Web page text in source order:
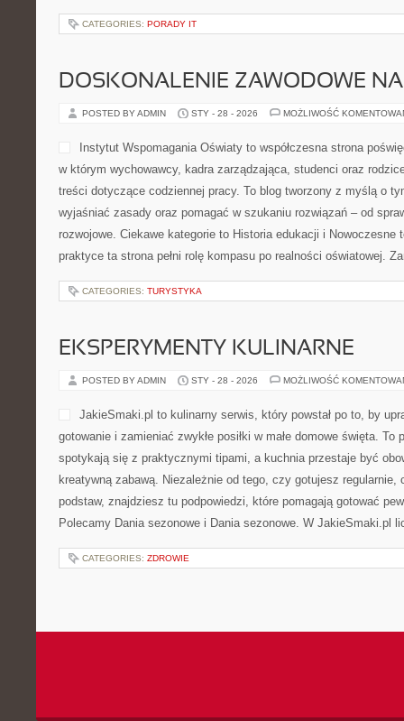
CATEGORIES: PORADY IT
DOSKONALENIE ZAWODOWE
POSTED BY ADMIN STY - 28 - 2026 MOŻLIWOŚĆ
Instytut Wspomagania Oświaty to współczesna strona
w którym wychowawcy, kadra zarządzająca, studenci oraz
treści dotyczące codziennej pracy. To blog tworzony z myślą o
wyjaśniać zasady oraz pomagać w szukaniu rozwiązań – od
rozwojowe. Ciekawe kategorie to Historia edukacji i Nowoczesne
praktyce ta strona pełni rolę kompasu po realności oświatowej.
CATEGORIES: TURYSTYKA
EKSPERYMENTY KULINARNE
POSTED BY ADMIN STY - 28 - 2026 MOŻLIWOŚĆ
JakieSmaki.pl to kulinarny serwis, który powstał po to, by
gotowanie i zamieniać zwykłe posiłki w małe domowe święta.
spotykają się z praktycznymi tipami, a kuchnia przestaje być
kreatywną zabawą. Niezależnie od tego, czy gotujesz
podstaw, znajdziesz tu podpowiedzi, które pomagają gotować
Polecamy Dania sezonowe i Dania sezonowe. W JakieSmaki.pl
CATEGORIES: ZDROWIE